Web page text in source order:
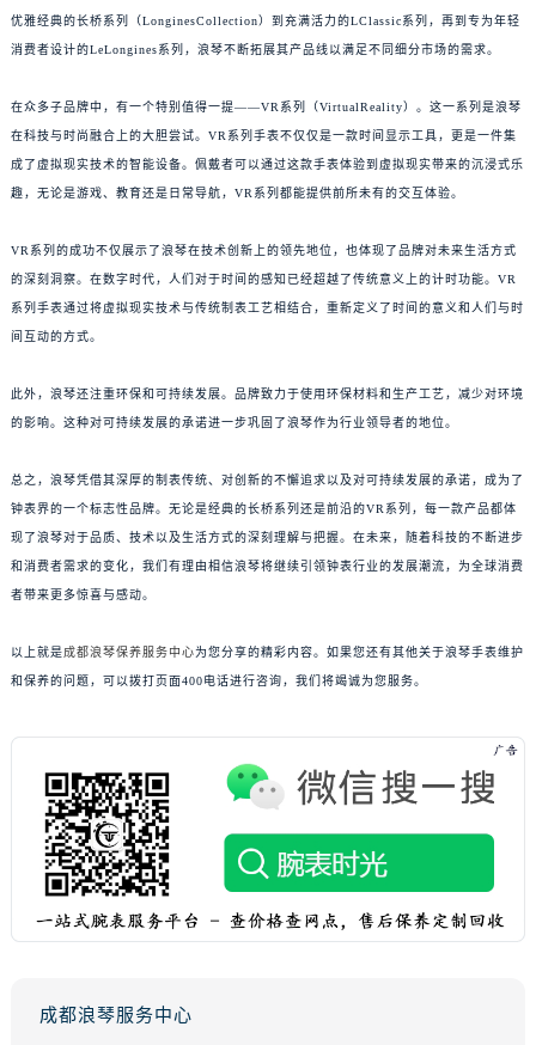
优雅经典的长桥系列（LonginesCollection）到充满活力的LClassic系列，再到专为年轻
消费者设计的LeLongines系列，浪琴不断拓展其产品线以满足不同细分市场的需求。
在众多子品牌中，有一个特别值得一提——VR系列（VirtualReality）。这一系列是浪琴
在科技与时尚融合上的大胆尝试。VR系列手表不仅仅是一款时间显示工具，更是一件集
成了虚拟现实技术的智能设备。佩戴者可以通过这款手表体验到虚拟现实带来的沉浸式乐
趣，无论是游戏、教育还是日常导航，VR系列都能提供前所未有的交互体验。
VR系列的成功不仅展示了浪琴在技术创新上的领先地位，也体现了品牌对未来生活方式
的深刻洞察。在数字时代，人们对于时间的感知已经超越了传统意义上的计时功能。VR
系列手表通过将虚拟现实技术与传统制表工艺相结合，重新定义了时间的意义和人们与时
间互动的方式。
此外，浪琴还注重环保和可持续发展。品牌致力于使用环保材料和生产工艺，减少对环境
的影响。这种对可持续发展的承诺进一步巩固了浪琴作为行业领导者的地位。
总之，浪琴凭借其深厚的制表传统、对创新的不懈追求以及对可持续发展的承诺，成为了
钟表界的一个标志性品牌。无论是经典的长桥系列还是前沿的VR系列，每一款产品都体
现了浪琴对于品质、技术以及生活方式的深刻理解与把握。在未来，随着科技的不断进步
和消费者需求的变化，我们有理由相信浪琴将继续引领钟表行业的发展潮流，为全球消费
者带来更多惊喜与感动。
以上就是成都浪琴保养服务中心为您分享的精彩内容。如果您还有其他关于浪琴手表维护
和保养的问题，可以拨打页面400电话进行咨询，我们将竭诚为您服务。
成都浪琴服务中心